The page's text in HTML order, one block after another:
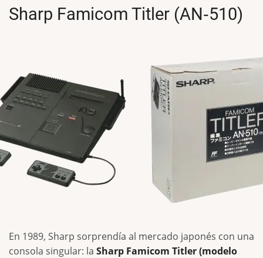
Sharp Famicom Titler (AN‑510)
En 1989, Sharp sorprendía al mercado japonés con una
consola singular: la Sharp Famicom Titler (modelo